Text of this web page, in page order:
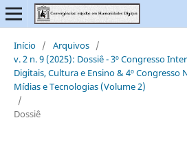
Início / Arquivos /
v. 2 n. 9 (2025): Dossiê - 3º Congresso
Digitais, Cultura e Ensino & 4º Congresso
Mídias e Tecnologias (Volume 2)
/
Dossiê